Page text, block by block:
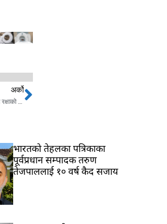
अर्को
रविको जीवन रक्षाको माग, हिरासतमा अभियुक्तका अधिकार के छन् ? Next
भारतकाे तेहलका पत्रिकाका
पूर्वप्रधान सम्पादक तरुण
तेजपाललाई १० वर्ष कैद सजाय